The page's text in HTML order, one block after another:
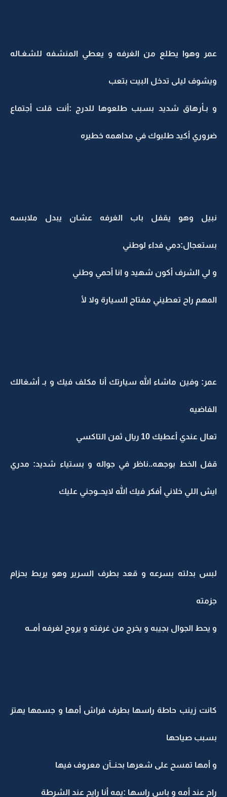
عمر وهوا يطلع من الغرفه و يعطي المنشفه للشغـاله
ويشوف ليلى تدخل البيت بتعب
و بـأرهاق شديد بسبب طلعوها للدرج :أنت قلت أجتماع
ضروري أكيد طلبوك في مداهمه خطيره
نبيل وهو يقفل باب الغرفه عشان يبدل ملابسه
بستعجال:دمي فداء لوطني
و لي الشرف أكون شهيد و انا أحمي وطني
المهم راح تعطيني مفتاح السيارة ولا لأ
عمر: وفين ماشاء الله سيارتك أنا مكلف فيك و بـ أشغالك
الفاضيه
تعال عندي أعطيك 10 ريال ثمن التاكسي
قفل الخط بوجهه..ناظر في جواله و بستياء شديد: مدري
ايش اللي خلاني أفكر فيك الله لايحــوجني عليك
لبس بدلته بسرعه و قعد بطرف السرير وهو يربط بحزام
جزمته
و يحط الجوال بجيبه و يخرج من غرفته و يروح لغرفه أمــه
كانت زينب حاطة راسها بطرف فراش أمها و جسمها يهتز
بسبب صياحها
و أمها تمسح على شعرها بحنــآن معروف فيها
راح عند أمه و باس راسها :يمه أنا رايح عند الشرطة